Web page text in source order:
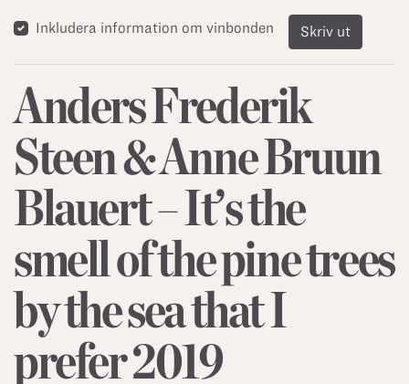
Inkludera information om vinbonden Skriv ut
Anders Frederik
Steen & Anne Bruun
Blauert – It’s the
smell of the pine trees
by the sea that I
prefer 2019